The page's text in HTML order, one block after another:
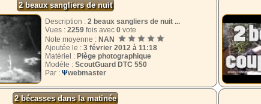
2 beaux sangliers de nuit
Description : 2 beaux sangliers de nuit ...
Vues : 2259 fois avec 0 vote
Note moyenne : NAN
Ajoutée le : 3 février 2012 à 11:18
Matériel : Piège photographique
Modéle : ScoutGuard DTC 550
Par : Ψwebmaster
2 bécasses dans la matinée